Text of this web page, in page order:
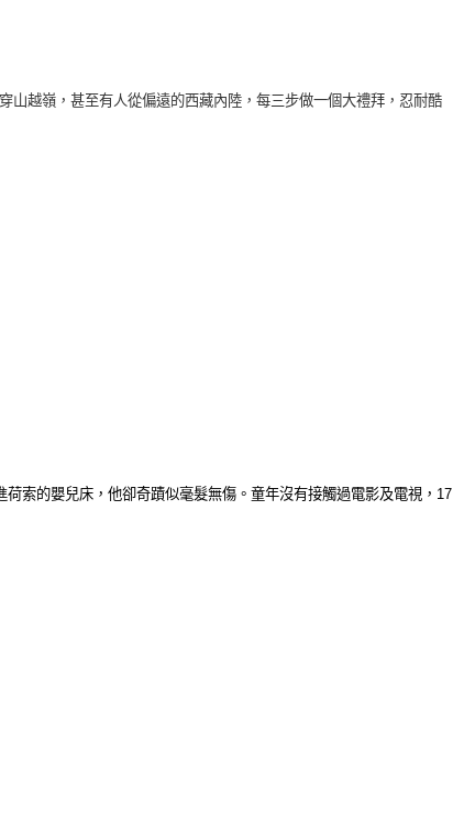
山越嶺，甚至有人從偏遠的西藏內陸，每三步做一個大禮拜，忍耐酷
索的嬰兒床，他卻奇蹟似毫髮無傷。童年沒有接觸過電影及電視， 17